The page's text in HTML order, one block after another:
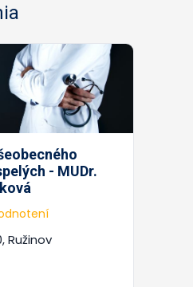
- MUDr.
Ružinov